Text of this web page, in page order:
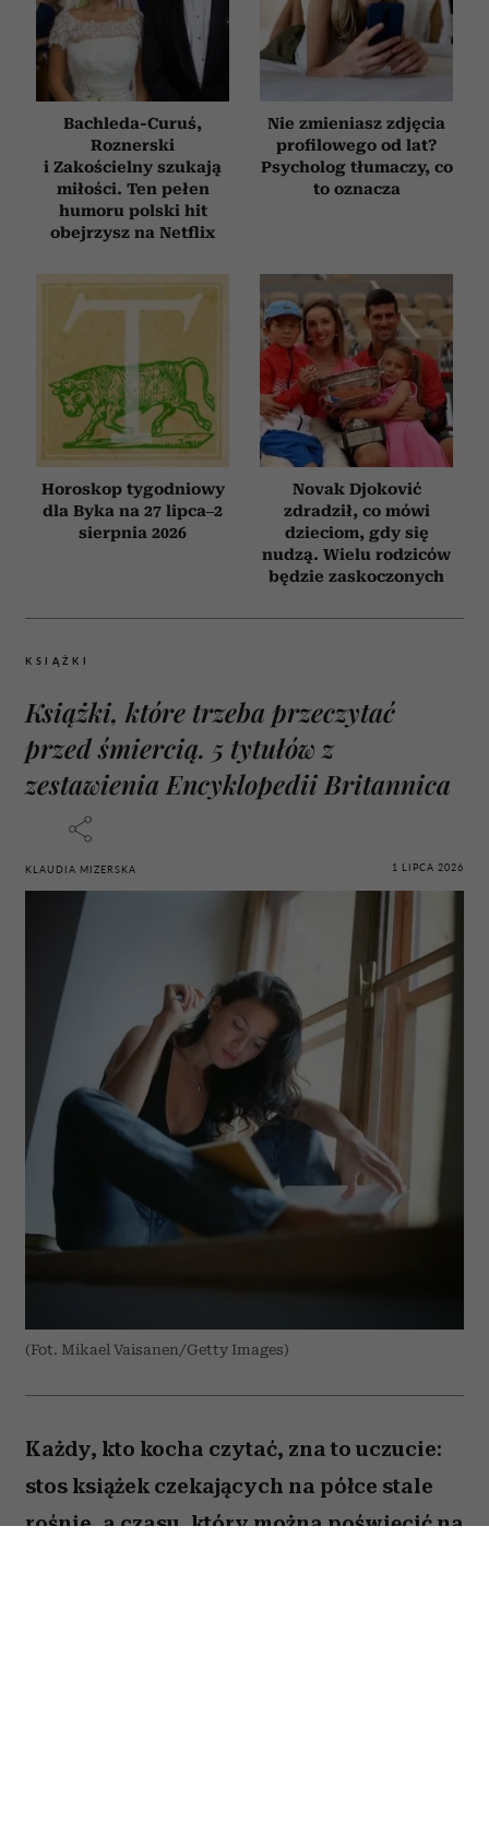
Bachleda-Curuś,
Roznerski
i Zakościelny szukają
miłości. Ten pełen
humoru polski hit
obejrzysz na Netflix
Nie zmieniasz zdjęcia
profilowego od lat?
Psycholog tłumaczy, co
to oznacza
Horoskop tygodniowy
dla Byka na 27 lipca–2
sierpnia 2026
Novak Djoković
zdradził, co mówi
dzieciom, gdy się
nudzą. Wielu rodziców
będzie zaskoczonych
KSIĄŻKI
Książki, które trzeba przeczytać
przed śmiercią. 5 tytułów z
zestawienia Encyklopedii Britannica
KLAUDIA MIZERSKA 1 LIPCA 2026
(Fot. Mikael Vaisanen/Getty Images)
Każdy, kto kocha czytać, zna to uczucie:
stos książek czekających na półce stale
rośnie, a czasu, który można poświęcić na